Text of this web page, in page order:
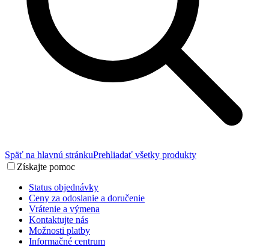
Späť na hlavnú stránkuPrehliadať všetky produkty
Získajte pomoc
Status objednávky
Ceny za odoslanie a doručenie
Vrátenie a výmena
Kontaktujte nás
Možnosti platby
Informačné centrum